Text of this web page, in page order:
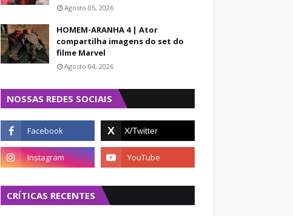
Agosto 05, 2026
HOMEM-ARANHA 4 | Ator
compartilha imagens do set do
filme Marvel
Agosto 04, 2026
NOSSAS REDES SOCIAIS
CRÍTICAS RECENTES